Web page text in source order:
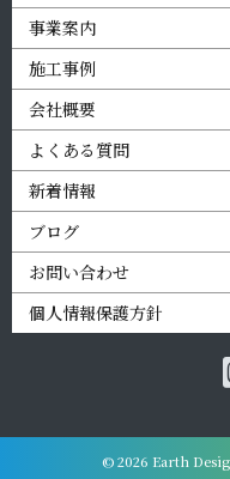
事業案内
施工事例
会社概要
よくある質問
新着情報
ブログ
お問い合わせ
個人情報保護方針
© 2026 Earth